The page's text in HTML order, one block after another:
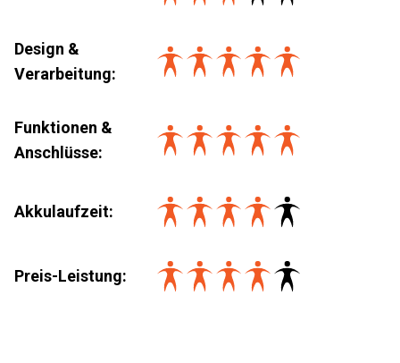
Design &
Verarbeitung:
Funktionen &
Anschlüsse:
Akkulaufzeit:
Preis-Leistung: